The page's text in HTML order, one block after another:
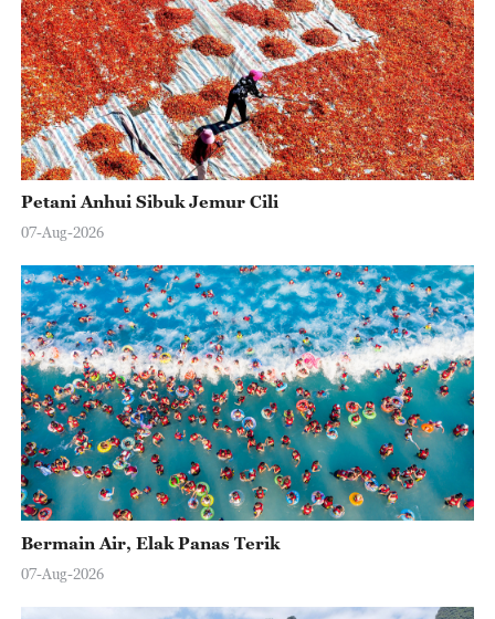
Petani Anhui Sibuk Jemur Cili
07-Aug-2026
Bermain Air, Elak Panas Terik
07-Aug-2026